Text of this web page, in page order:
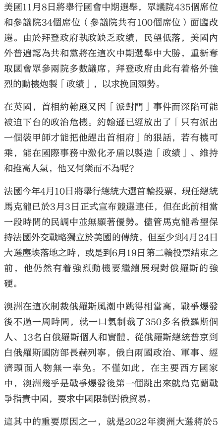
美國11月8日將舉行國會中期選舉，眾議院435個席位
和參議院34個席位（參議院共有100個席位）面臨改
選。由於拜登政府執政缺乏政績，民望低落，美國內
外普遍認為共和黨將在這次中期選舉中大勝，重新奪
取國會眾參兩院多數議席，拜登政府由此有着格外強
烈的動機炮製「政績」，以求挽回頹勢。
在英國，首相約翰遜又因「派對門」事件而深陷可能
被迫下台的政治危機。約翰遜已經放出了「只有派出
一個裝甲師才能把他趕出首相府」的狠話，若有機可
乘，能在國際事務中激化矛盾以製造「政績」、維持
和推高人氣，他又何樂而不為呢？
法國今年4月10日將舉行總統大選首輪投票，現任總統
馬克龍已於3月3日正式宣布競選連任，但在此前相當
一段時間的民調中並無顯著優勢。儘管馬克龍希望保
持法國外交戰略獨立於美國的傳統，但至少到4月24日
大選塵埃落地之時，或是到6月19日第二輪投票結束之
前，他仍然有着強烈動機要繼續展現對俄羅斯的強
硬。
澳洲在這次制裁俄羅斯風潮中跳得相當高，戰爭爆發
後不過一周時間，就一口氣制裁了350多名俄羅斯個
人、13名白俄羅斯個人和實體，從俄羅斯總統普京到
白俄羅斯國防部長赫列寧，俄白兩國政治、軍事、經
濟頭面人物無一幸免。不僅如此，在主要西方國家
中，澳洲幾乎是戰爭爆發後第一個跳出來就烏克蘭戰
爭指責中國，要求中國限制對俄貿易。
這其中的重要原因之一，就是2022年澳洲大選將於5